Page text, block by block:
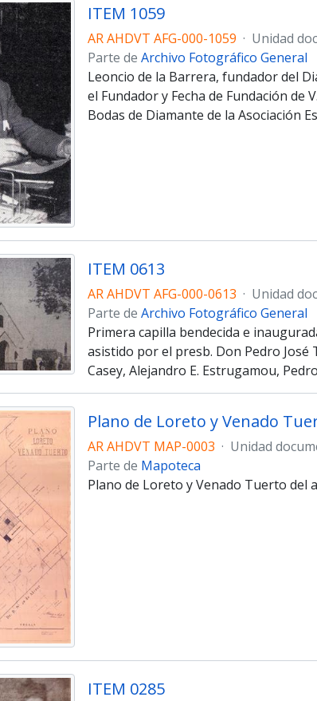
ITEM 1059
AR AHDVT AFG-000-1059 · Unidad
Parte de Archivo Fotográfico General
Leoncio de la Barrera, fundador del
el Fundador y Fecha de Fundación
Bodas de Diamante de la Asociación
ITEM 0613
AR AHDVT AFG-000-0613 · Unidad
Parte de Archivo Fotográfico General
Primera capilla bendecida e
asistido por el presb. Don Pedro
Casey, Alejandro E. Estrugamou,
Plano de Loreto y Venado
AR AHDVT MAP-0003 · Unidad
Parte de Mapoteca
Plano de Loreto y Venado Tuerto del
ITEM 0285